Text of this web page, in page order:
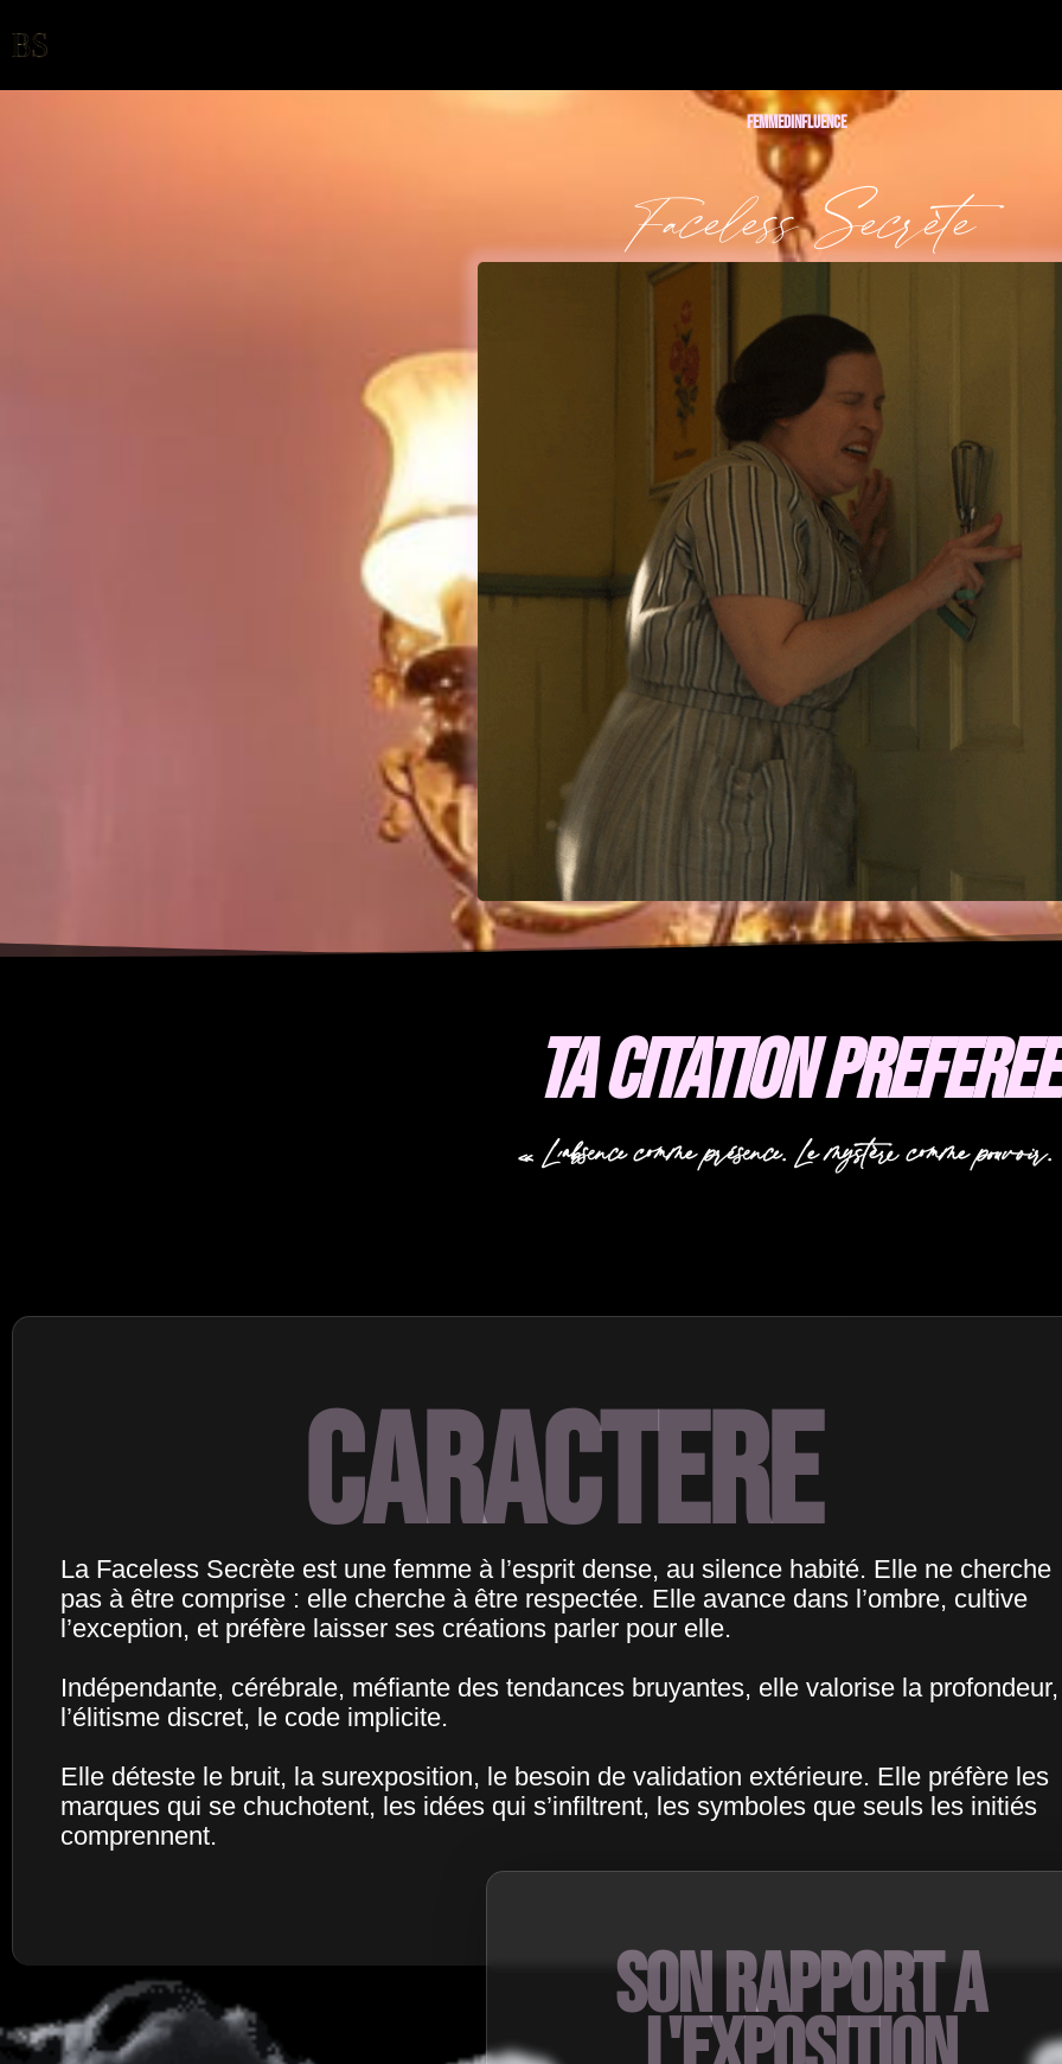
Femmedinfluence
Faceless Secrète
Ta Citation Preferee
« L’absence comme présence. Le mystère comme
Caractere
La Faceless Secrète est une femme à l’esprit dense, au silence habité. Elle ne cherche
pas à être comprise : elle cherche à être respectée. Elle avance dans l’ombre, cultive
l’exception, et préfère laisser ses créations parler pour elle.
Indépendante, cérébrale, méfiante des tendances bruyantes, elle valorise la profondeur,
l’élitisme discret, le code implicite.
Elle déteste le bruit, la surexposition, le besoin de validation extérieure. Elle préfère les
marques qui se chuchotent, les idées qui s’infiltrent, les symboles que seuls les initiés
comprennent.
Son rapport a